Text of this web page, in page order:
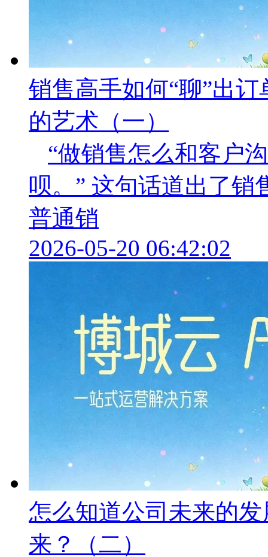
销售高手如何“聊”出
的艺术（一）
“做销售怎么和客户
呗。” 这句话道出了销
普通销
2026-05-20 06:42:02
怎么知道公司未来的
来？（二）